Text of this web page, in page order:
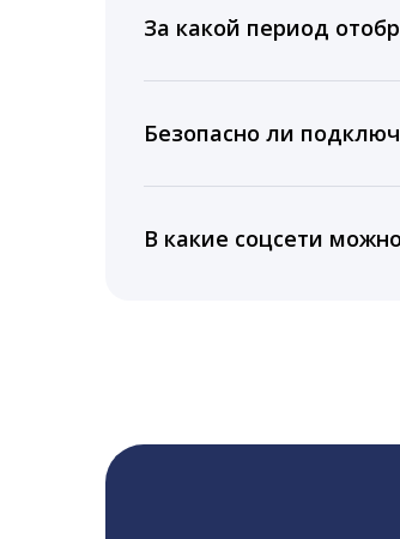
время для публикации,
За какой период
подключении тарифа
5 лет.
Безопасно ли
информацию третьим
В какие соцсети